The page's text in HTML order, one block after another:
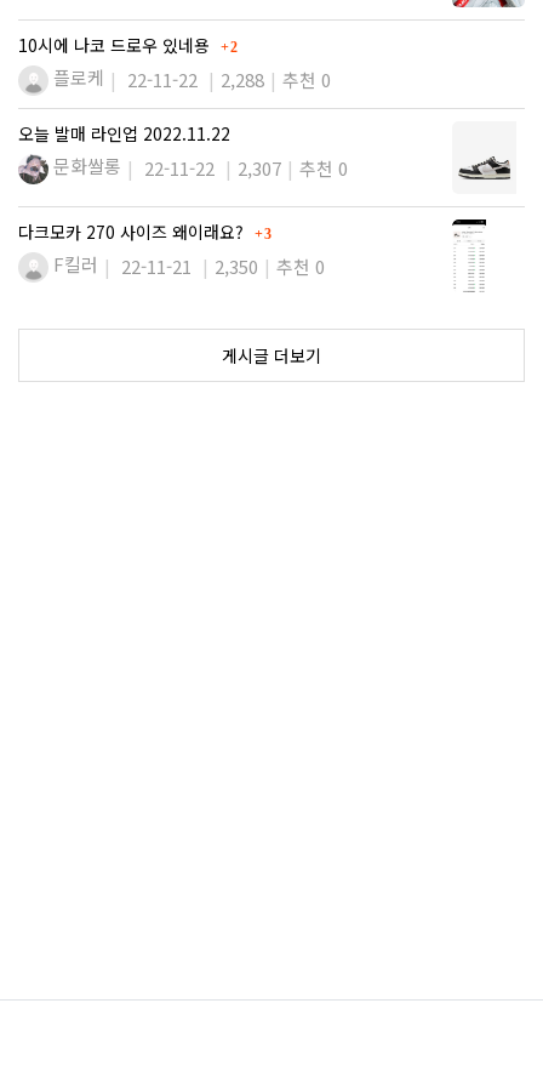
10시에 나코 드로우 있네용 댓글
2
플로케 22-11-22 2,288 추천 0
오늘 발매 라인업 2022.11.22
문화쌀롱 22-11-22 2,307 추천 0
다크모카 270 사이즈 왜이래요? 댓글
3
F킬러 22-11-21 2,350 추천 0
게시글 더보기